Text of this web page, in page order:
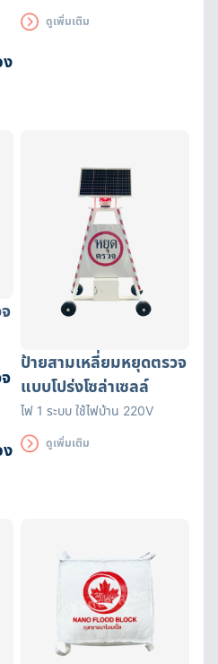
สามารถยืดความยาวได้ระหว่างถึง
ดูเพิ่มเติม
ป้ายสามเหลี่ยมหยุดตรวจ
แบบโปร่งโซล่าเซลล์
ไฟ 1 ระบบ ใช้ไฟบ้าน 220V
ดูเพิ่มเติม